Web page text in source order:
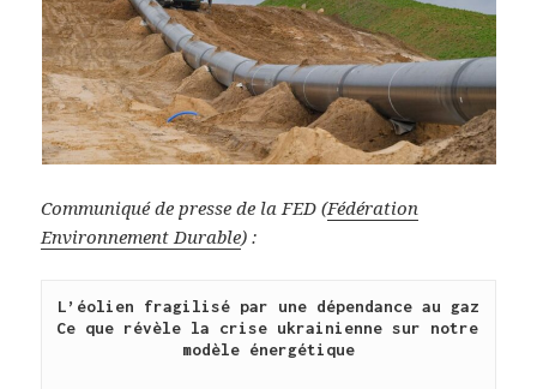
Communiqué de presse de la FED (Fédération
Environnement Durable) :
L’éolien fragilisé par une dépendance au gaz
Ce que révèle la crise ukrainienne sur notre
modèle énergétique